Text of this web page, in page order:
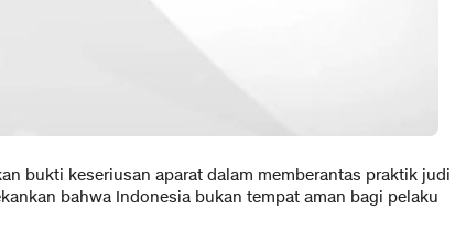
bukti keseriusan aparat dalam memberantas praktik judi
bahwa Indonesia bukan tempat aman bagi pelaku